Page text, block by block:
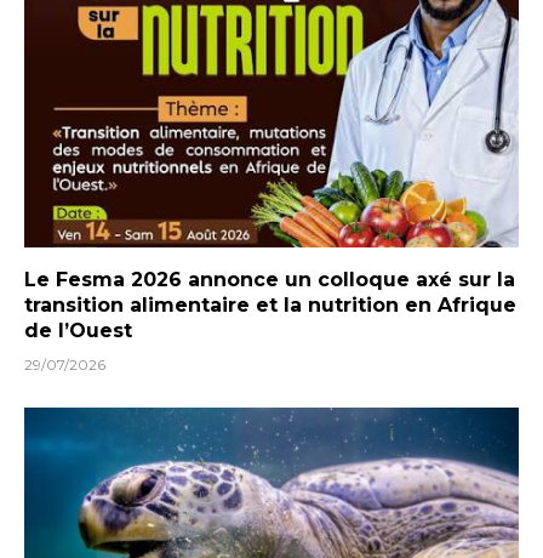
Le Fesma 2026 annonce un colloque axé sur la
transition alimentaire et la nutrition en Afrique
de l’Ouest
29/07/2026